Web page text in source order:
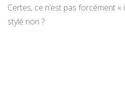
Certes, ce n’est pas forcément «
stylé non ?